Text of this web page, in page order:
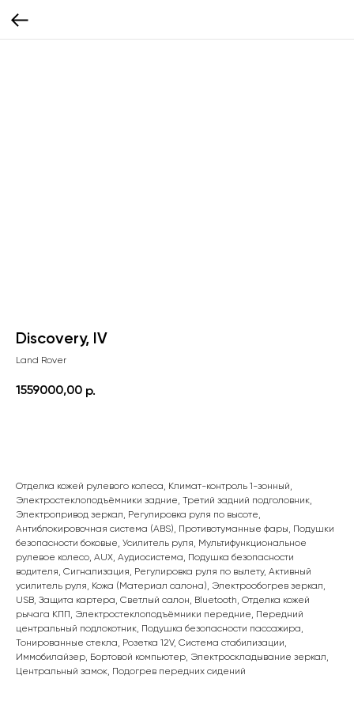
Discovery, IV
Land Rover
1559000,00 р.
Отделка кожей рулевого колеса, Климат-контроль 1-зонный,
Электростеклоподъёмники задние, Третий задний подголовник,
Электропривод зеркал, Регулировка руля по высоте,
Антиблокировочная система (ABS), Противотуманные фары, Подушки
безопасности боковые, Усилитель руля, Мультифункциональное
рулевое колесо, AUX, Аудиосистема, Подушка безопасности
водителя, Сигнализация, Регулировка руля по вылету, Активный
усилитель руля, Кожа (Материал салона), Электрообогрев зеркал,
USB, Защита картера, Светлый салон, Bluetooth, Отделка кожей
рычага КПП, Электростеклоподъёмники передние, Передний
центральный подлокотник, Подушка безопасности пассажира,
Тонированные стекла, Розетка 12V, Система стабилизации,
Иммобилайзер, Бортовой компьютер, Электроскладывание зеркал,
Центральный замок, Подогрев передних сидений